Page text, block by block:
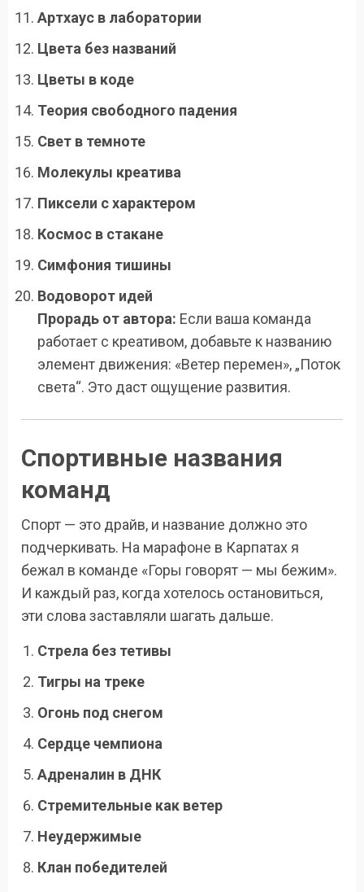
Артхаус в лаборатории
Цвета без названий
Цветы в коде
Теория свободного падения
Свет в темноте
Молекулы креатива
Пиксели с характером
Космос в стакане
Симфония тишины
Водоворот идей
Прорадь от автора: Если ваша команда
работает с креативом, добавьте к названию
элемент движения: «Ветер перемен», „Поток
света“. Это даст ощущение развития.
Спортивные названия
команд
Спорт — это драйв, и название должно это
подчеркивать. На марафоне в Карпатах я
бежал в команде «Горы говорят — мы бежим».
И каждый раз, когда хотелось остановиться,
эти слова заставляли шагать дальше.
Стрела без тетивы
Тигры на треке
Огонь под снегом
Сердце чемпиона
Адреналин в ДНК
Стремительные как ветер
Неудержимые
Клан победителей